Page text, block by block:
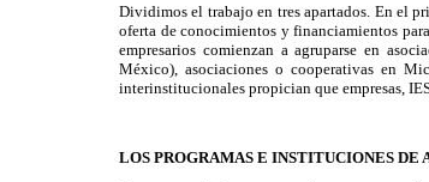
Dividimos el trabajo en tres apartados. En el
oferta de conocimientos y financiamientos
empresarios comienzan a agruparse en
México), asociaciones o cooperativas en
interinstitucionales propician que empresas,
LOS PROGRAMAS E INSTITUCIONES DE